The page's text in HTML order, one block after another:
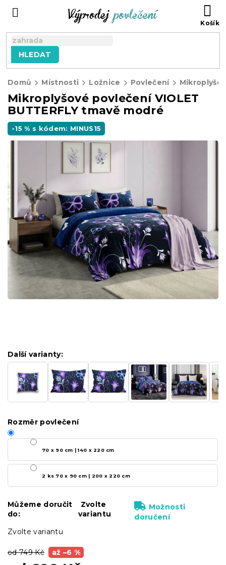
HLEDAT
Domů Místnosti Ložnice Povlečení
Mikroplyšové povlečení VIOLET
BUTTERFLY tmavě modré
-15 % s kódem: MINUS15
od 749 Kč až –6 %
Zvolte variantu
Další varianty:
Rozměr povlečení
70 x 90 cm | 140 x 220 cm
2 ks 70 x 90 cm | 200 x 220 cm
Můžeme doručit
do:
Zvolte
variantu
Možnosti
doručení